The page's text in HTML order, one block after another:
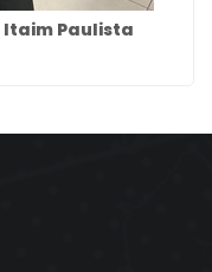
Itaim Paulista